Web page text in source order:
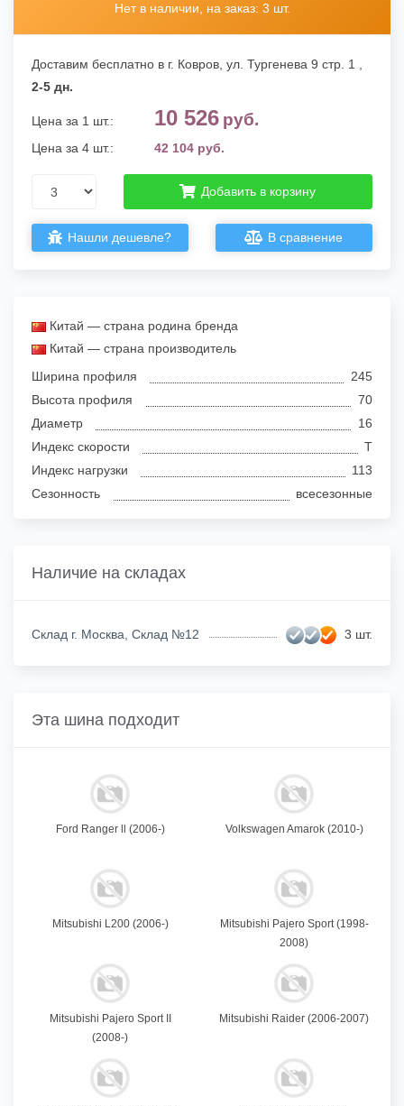
Нет в наличии, на заказ: 3 шт.
Доставим бесплатно в г. Ковров, ул. Тургенева 9 стр. 1
2-5 дн.
Цена за 1 шт.: 10 526 руб.
Цена за 4 шт.: 42 104 руб.
Добавить в корзину
Нашли дешевле? В сравнение
Китай — страна родина бренда
Китай — страна производитель
Ширина профиля
245
Высота профиля
70
Диаметр
16
Индекс скорости
T
Индекс нагрузки
113
Сезонность
всесезонные
Наличие на складах
Склад г. Москва, Склад №12 3 шт.
Эта шина подходит
Ford Ranger ll (2006-) Volkswagen Amarok (2010-)
Mitsubishi L200 (2006-)
Mitsubishi Pajero Sport (1998-
2008)
Mitsubishi Pajero Sport II
(2008-)
Mitsubishi Raider (2006-2007)